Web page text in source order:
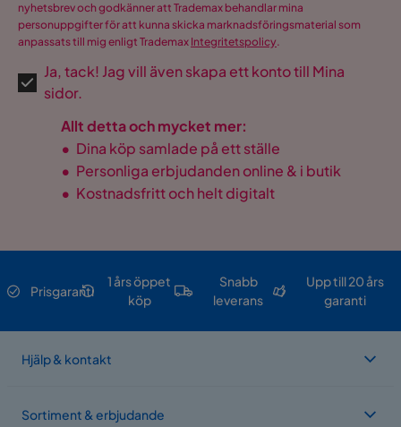
nyhetsbrev och godkänner att Trademax behandlar mina
personuppgifter för att kunna skicka marknadsföringsmaterial som
anpassats till mig enligt Trademax Integritetspolicy.
Ja, tack! Jag vill även skapa ett konto till Mina
sidor.
Allt detta och mycket mer:
• Dina köp samlade på ett ställe
• Personliga erbjudanden online & i butik
• Kostnadsfritt och helt digitalt
Prisgaranti
1 års öppet
köp
Snabb
leverans
Upp till 20 års
garanti
Hjälp & kontakt
Sortiment & erbjudande